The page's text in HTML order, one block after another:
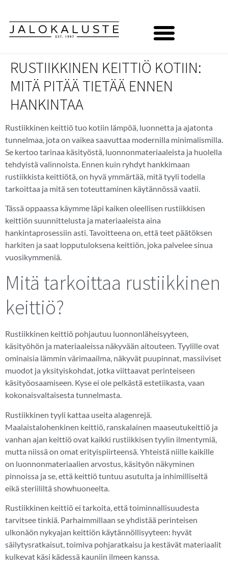
RUSTIIKKINEN KEITTIÖ KOTIIN:
MITÄ PITÄÄ TIETÄÄ ENNEN
HANKINTAA
Rustiikkinen keittiö tuo kotiin lämpöä, luonnetta ja ajatonta
tunnelmaa, jota on vaikea saavuttaa modernilla minimalismilla.
Se kertoo tarinaa käsityöstä, luonnonmateriaaleista ja huolella
tehdyistä valinnoista. Ennen kuin ryhdyt hankkimaan
rustiikkista keittiötä, on hyvä ymmärtää, mitä tyyli todella
tarkoittaa ja mitä sen toteuttaminen käytännössä vaatii.
Tässä oppaassa käymme läpi kaiken oleellisen rustiikkisen
keittiön suunnittelusta ja materiaaleista aina
hankintaprosessiin asti. Tavoitteena on, että teet päätöksen
harkiten ja saat lopputuloksena keittiön, joka palvelee sinua
vuosikymmeniä.
Mitä tarkoittaa rustiikkinen
keittiö?
Rustiikkinen keittiö pohjautuu luonnonläheisyyteen,
käsityöhön ja materiaaleissa näkyvään aitouteen. Tyylille ovat
ominaisia lämmin värimaailma, näkyvät puupinnat, massiiviset
muodot ja yksityiskohdat, jotka viittaavat perinteiseen
käsityöosaamiseen. Kyse ei ole pelkästä estetiikasta, vaan
kokonaisvaltaisesta tunnelmasta.
Rustiikkinen tyyli kattaa useita alagenrejä.
Maalaistalohenkinen keittiö, ranskalainen maaseutukeittiö ja
vanhan ajan keittiö ovat kaikki rustiikkisen tyylin ilmentymiä,
mutta niissä on omat erityispiirteensä. Yhteistä niille kaikille
on luonnonmateriaalien arvostus, käsityön näkyminen
pinnoissa ja se, että keittiö tuntuu asutulta ja inhimilliseltä
eikä steriililtä showhuoneelta.
Rustiikkinen keittiö ei tarkoita, että toiminnallisuudesta
tarvitsee tinkiä. Parhaimmillaan se yhdistää perinteisen
ulkonäön nykyajan keittiön käytännöllisyyteen: hyvät
säilytysratkaisut, toimiva pohjaratkaisu ja kestävät materiaalit
kulkevat käsi kädessä kauniin ilmeen kanssa.